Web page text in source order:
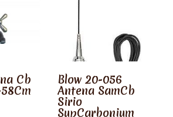
Cb Blow 20-056
Antena SamCb
Sirio
SupCarbonium